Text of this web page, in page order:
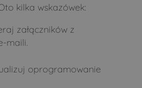
kilka wskazówek:
załączników z
maili.
oprogramowanie